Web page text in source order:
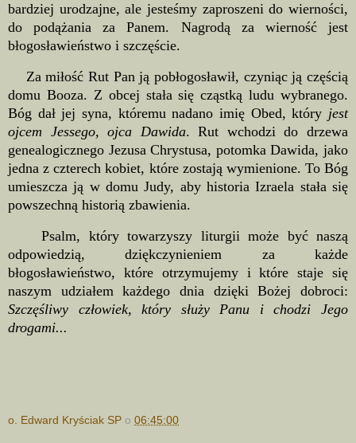
bardziej urodzajne, ale jesteśmy zaproszeni do wierności,
do podążania za Panem. Nagrodą za wierność jest
błogosławieństwo i szczęście.
Za miłość Rut Pan ją pobłogosławił, czyniąc ją częścią
domu Booza. Z obcej stała się cząstką ludu wybranego.
Bóg dał jej syna, któremu nadano imię Obed, który jest
ojcem Jessego, ojca Dawida. Rut wchodzi do drzewa
genealogicznego Jezusa Chrystusa, potomka Dawida, jako
jedna z czterech kobiet, które zostają wymienione. To Bóg
umieszcza ją w domu Judy, aby historia Izraela stała się
powszechną historią zbawienia.
Psalm, który towarzyszy liturgii może być naszą
odpowiedzią, dziękczynieniem za każde
błogosławieństwo, które otrzymujemy i które staje się
naszym udziałem każdego dnia dzięki Bożej dobroci:
Szczęśliwy człowiek, który służy Panu i chodzi Jego
drogami...
o. Edward Kryściak SP o 06:45:00